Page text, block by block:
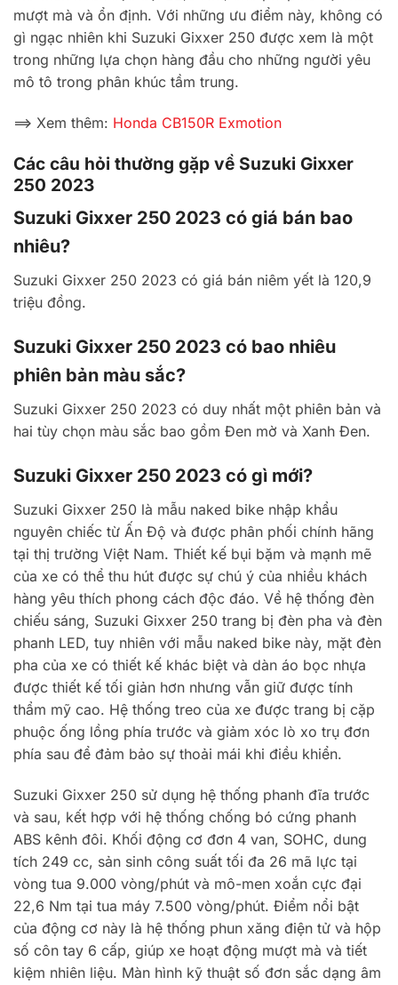
mượt mà và ổn định. Với những ưu điểm này, không có
gì ngạc nhiên khi Suzuki Gixxer 250 được xem là một
trong những lựa chọn hàng đầu cho những người yêu
mô tô trong phân khúc tầm trung.
==> Xem thêm: Honda CB150R Exmotion
Các câu hỏi thường gặp về Suzuki Gixxer
250 2023
Suzuki Gixxer 250 2023 có giá bán bao
nhiêu?
Suzuki Gixxer 250 2023 có giá bán niêm yết là 120,9
triệu đồng.
Suzuki Gixxer 250 2023 có bao nhiêu
phiên bản màu sắc?
Suzuki Gixxer 250 2023 có duy nhất một phiên bản và
hai tùy chọn màu sắc bao gồm Đen mờ và Xanh Đen.
Suzuki Gixxer 250 2023 có gì mới?
Suzuki Gixxer 250 là mẫu naked bike nhập khẩu
nguyên chiếc từ Ấn Độ và được phân phối chính hãng
tại thị trường Việt Nam. Thiết kế bụi bặm và mạnh mẽ
của xe có thể thu hút được sự chú ý của nhiều khách
hàng yêu thích phong cách độc đáo. Về hệ thống đèn
chiếu sáng, Suzuki Gixxer 250 trang bị đèn pha và đèn
phanh LED, tuy nhiên với mẫu naked bike này, mặt đèn
pha của xe có thiết kế khác biệt và dàn áo bọc nhựa
được thiết kế tối giản hơn nhưng vẫn giữ được tính
thẩm mỹ cao. Hệ thống treo của xe được trang bị cặp
phuộc ống lồng phía trước và giảm xóc lò xo trụ đơn
phía sau để đảm bảo sự thoải mái khi điều khiển.
Suzuki Gixxer 250 sử dụng hệ thống phanh đĩa trước
và sau, kết hợp với hệ thống chống bó cứng phanh
ABS kênh đôi. Khối động cơ đơn 4 van, SOHC, dung
tích 249 cc, sản sinh công suất tối đa 26 mã lực tại
vòng tua 9.000 vòng/phút và mô-men xoắn cực đại
22,6 Nm tại tua máy 7.500 vòng/phút. Điểm nổi bật
của động cơ này là hệ thống phun xăng điện tử và hộp
số côn tay 6 cấp, giúp xe hoạt động mượt mà và tiết
kiệm nhiên liệu. Màn hình kỹ thuật số đơn sắc dạng âm